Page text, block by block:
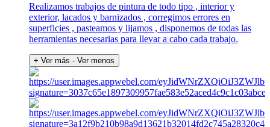
Realizamos trabajos de pintura de todo tipo , interior y
exterior, lacados y barnizados , corregimos errores en
superficies , pasteamos y lijamos , disponemos de todas las
herramientas necesarias para llevar a cabo cada trabajo.
+ Ver más - Ver menos